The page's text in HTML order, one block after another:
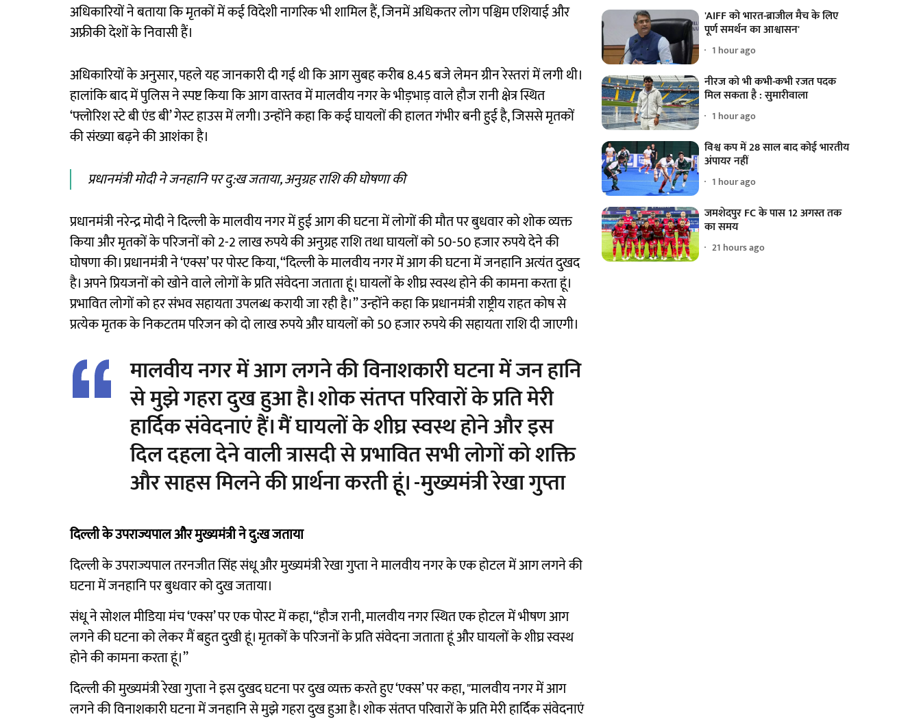
अधिकारियों ने बताया कि मृतकों में कई विदेशी नागरिक भी शामिल हैं, जिनमें अधिकतर लोग पश्चिम एशियाई और
अफ्रीकी देशों के निवासी हैं।
अधिकारियों के अनुसार, पहले यह जानकारी दी गई थी कि आग सुबह करीब 8.45 बजे लेमन ग्रीन रेस्तरां में लगी थी।
हालांकि बाद में पुलिस ने स्पष्ट किया कि आग वास्तव में मालवीय नगर के भीड़भाड़ वाले हौज रानी क्षेत्र स्थित
‘फ्लोरिश स्टे बी एंड बी’ गेस्ट हाउस में लगी। उन्होंने कहा कि कई घायलों की हालत गंभीर बनी हुई है, जिससे मृतकों
की संख्या बढ़ने की आशंका है।
प्रधानमंत्री मोदी ने जनहानि पर दु:ख जताया, अनुग्रह राशि की घोषणा की
प्रधानमंत्री नरेन्द्र मोदी ने दिल्ली के मालवीय नगर में हुई आग की घटना में लोगों की मौत पर बुधवार को शोक व्यक्त
किया और मृतकों के परिजनों को 2-2 लाख रुपये की अनुग्रह राशि तथा घायलों को 50-50 हजार रुपये देने की
घोषणा की। प्रधानमंत्री ने ‘एक्स’ पर पोस्ट किया, “दिल्ली के मालवीय नगर में आग की घटना में जनहानि अत्यंत दुखद
है। अपने प्रियजनों को खोने वाले लोगों के प्रति संवेदना जताता हूं। घायलों के शीघ्र स्वस्थ होने की कामना करता हूं।
प्रभावित लोगों को हर संभव सहायता उपलब्ध करायी जा रही है।” उन्होंने कहा कि प्रधानमंत्री राष्ट्रीय राहत कोष से
प्रत्येक मृतक के निकटतम परिजन को दो लाख रुपये और घायलों को 50 हजार रुपये की सहायता राशि दी जाएगी।
मालवीय नगर में आग लगने की विनाशकारी घटना में जन हानि
से मुझे गहरा दुख हुआ है। शोक संतप्त परिवारों के प्रति मेरी
हार्दिक संवेदनाएं हैं। मैं घायलों के शीघ्र स्वस्थ होने और इस
दिल दहला देने वाली त्रासदी से प्रभावित सभी लोगों को शक्ति
और साहस मिलने की प्रार्थना करती हूं। -मुख्यमंत्री रेखा गुप्ता
दिल्ली के उपराज्यपाल और मुख्यमंत्री ने दु:ख जताया
दिल्ली के उपराज्यपाल तरनजीत सिंह संधू और मुख्यमंत्री रेखा गुप्ता ने मालवीय नगर के एक होटल में आग लगने की
घटना में जनहानि पर बुधवार को दुख जताया।
संधू ने सोशल मीडिया मंच ‘एक्स’ पर एक पोस्ट में कहा, ‘‘हौज रानी, मालवीय नगर स्थित एक होटल में भीषण आग
लगने की घटना को लेकर मैं बहुत दुखी हूं। मृतकों के परिजनों के प्रति संवेदना जताता हूं और घायलों के शीघ्र स्वस्थ
होने की कामना करता हूं।’’
दिल्ली की मुख्यमंत्री रेखा गुप्ता ने इस दुखद घटना पर दुख व्यक्त करते हुए ‘एक्स’ पर कहा, "मालवीय नगर में आग
लगने की विनाशकारी घटना में जनहानि से मुझे गहरा दुख हुआ है। शोक संतप्त परिवारों के प्रति मेरी हार्दिक संवेदनाएं
'AIFF को भारत-ब्राजील मैच के लिए
पूर्ण समर्थन का आश्वासन'
1 hour ago
नीरज को भी कभी-कभी रजत पदक
मिल सकता है : सुमारीवाला
1 hour ago
विश्व कप में 28 साल बाद कोई भारतीय
अंपायर नहीं
1 hour ago
जमशेदपुर FC के पास 12 अगस्त तक
का समय
21 hours ago